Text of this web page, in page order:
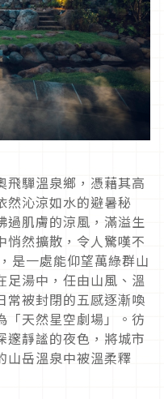
飛驒溫泉鄉，憑藉其高
然沁涼如水的避暑秘
過肌膚的涼風，滿溢生
悄然擴散，令人驚嘆不
是一處能仰望萬綠群山
足湯中，任由山風、溫
常被封閉的五感逐漸喚
「天然星空劇場」。彷
邃靜謐的夜色，將城市
山岳溫泉中被溫柔釋